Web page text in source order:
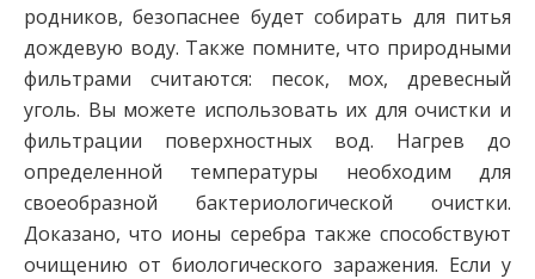
родников, безопаснее будет собирать для питья
дождевую воду. Также помните, что природными
фильтрами считаются: песок, мох, древесный
уголь. Вы можете использовать их для очистки и
фильтрации поверхностных вод. Нагрев до
определенной температуры необходим для
своеобразной бактериологической очистки.
Доказано, что ионы серебра также способствуют
очищению от биологического заражения. Если у